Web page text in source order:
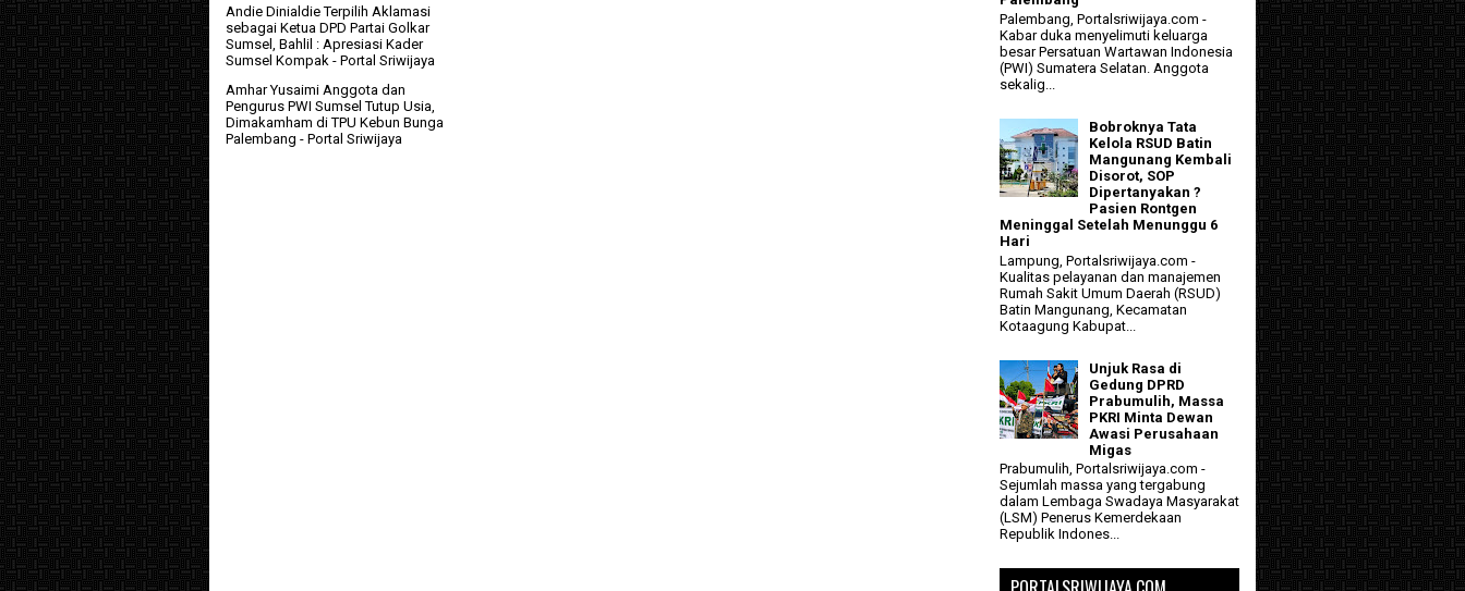
Andie Dinialdie Terpilih Aklamasi
sebagai Ketua DPD Partai Golkar
Sumsel, Bahlil : Apresiasi Kader
Sumsel Kompak - Portal Sriwijaya
Amhar Yusaimi Anggota dan
Pengurus PWI Sumsel Tutup Usia,
Dimakamham di TPU Kebun Bunga
Palembang - Portal Sriwijaya
Palembang, Portalsriwijaya.com -
Kabar duka menyelimuti keluarga
besar Persatuan Wartawan Indonesia
(PWI) Sumatera Selatan. Anggota
sekalig...
Bobroknya Tata
Kelola RSUD Batin
Mangunang Kembali
Disorot, SOP
Dipertanyakan ?
Pasien Rontgen
Meninggal Setelah Menunggu 6
Hari
Lampung, Portalsriwijaya.com -
Kualitas pelayanan dan manajemen
Rumah Sakit Umum Daerah (RSUD)
Batin Mangunang, Kecamatan
Kotaagung Kabupat...
Unjuk Rasa di
Gedung DPRD
Prabumulih, Massa
PKRI Minta Dewan
Awasi Perusahaan
Migas
Prabumulih, Portalsriwijaya.com -
Sejumlah massa yang tergabung
dalam Lembaga Swadaya Masyarakat
(LSM) Penerus Kemerdekaan
Republik Indones...